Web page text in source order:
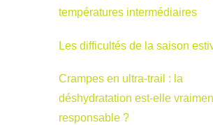
températures intermédiaires
Les difficultés de la saison
Crampes en ultra-trail : la
déshydratation est-elle
responsable ?